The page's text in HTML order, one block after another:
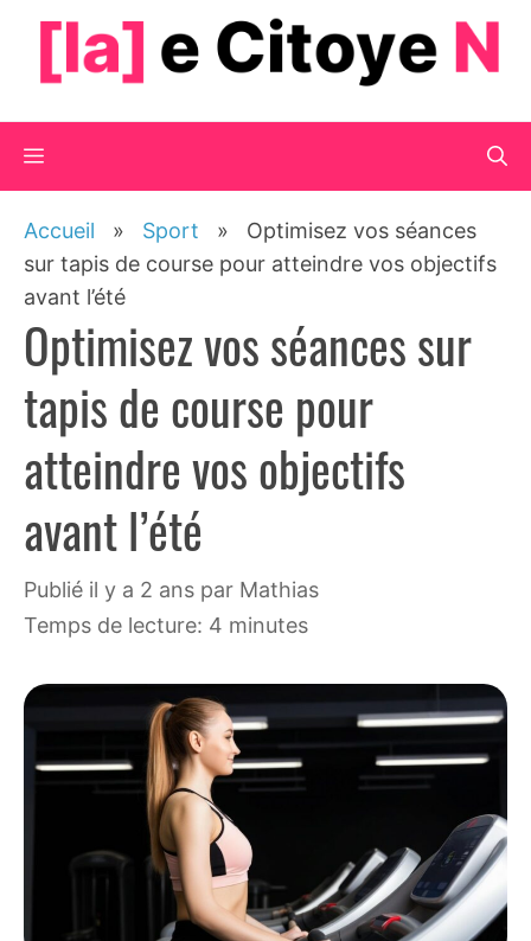
contenu
Menu
Accueil » Sport » Optimisez vos séances
sur tapis de course pour atteindre vos objectifs
avant l’été
Optimisez vos séances sur
tapis de course pour
atteindre vos objectifs
avant l’été
publié il y a 2 ans par Mathias
Temps de lecture: 4 minutes